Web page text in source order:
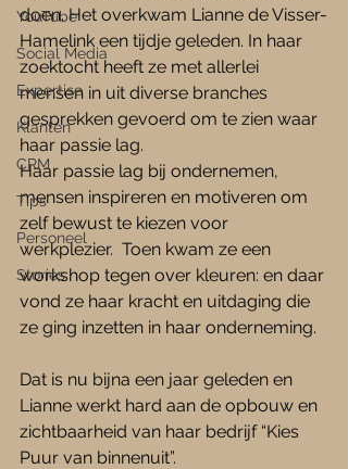
YouTube
Social Media
Expertise
Klanten
CRM
Tips
Personeel
Stories
doen. Het overkwam Lianne de Visser-
Hamelink een tijdje geleden. In haar
zoektocht heeft ze met allerlei
mensen in uit diverse branches
gesprekken gevoerd om te zien waar
haar passie lag.
Haar passie lag bij ondernemen,
mensen inspireren en motiveren om
zelf bewust te kiezen voor
werkplezier.  Toen kwam ze een
workshop tegen over kleuren: en daar
vond ze haar kracht en uitdaging die
ze ging inzetten in haar onderneming.
Dat is nu bijna een jaar geleden en
Lianne werkt hard aan de opbouw en
zichtbaarheid van haar bedrijf “Kies
Puur van binnenuit”.